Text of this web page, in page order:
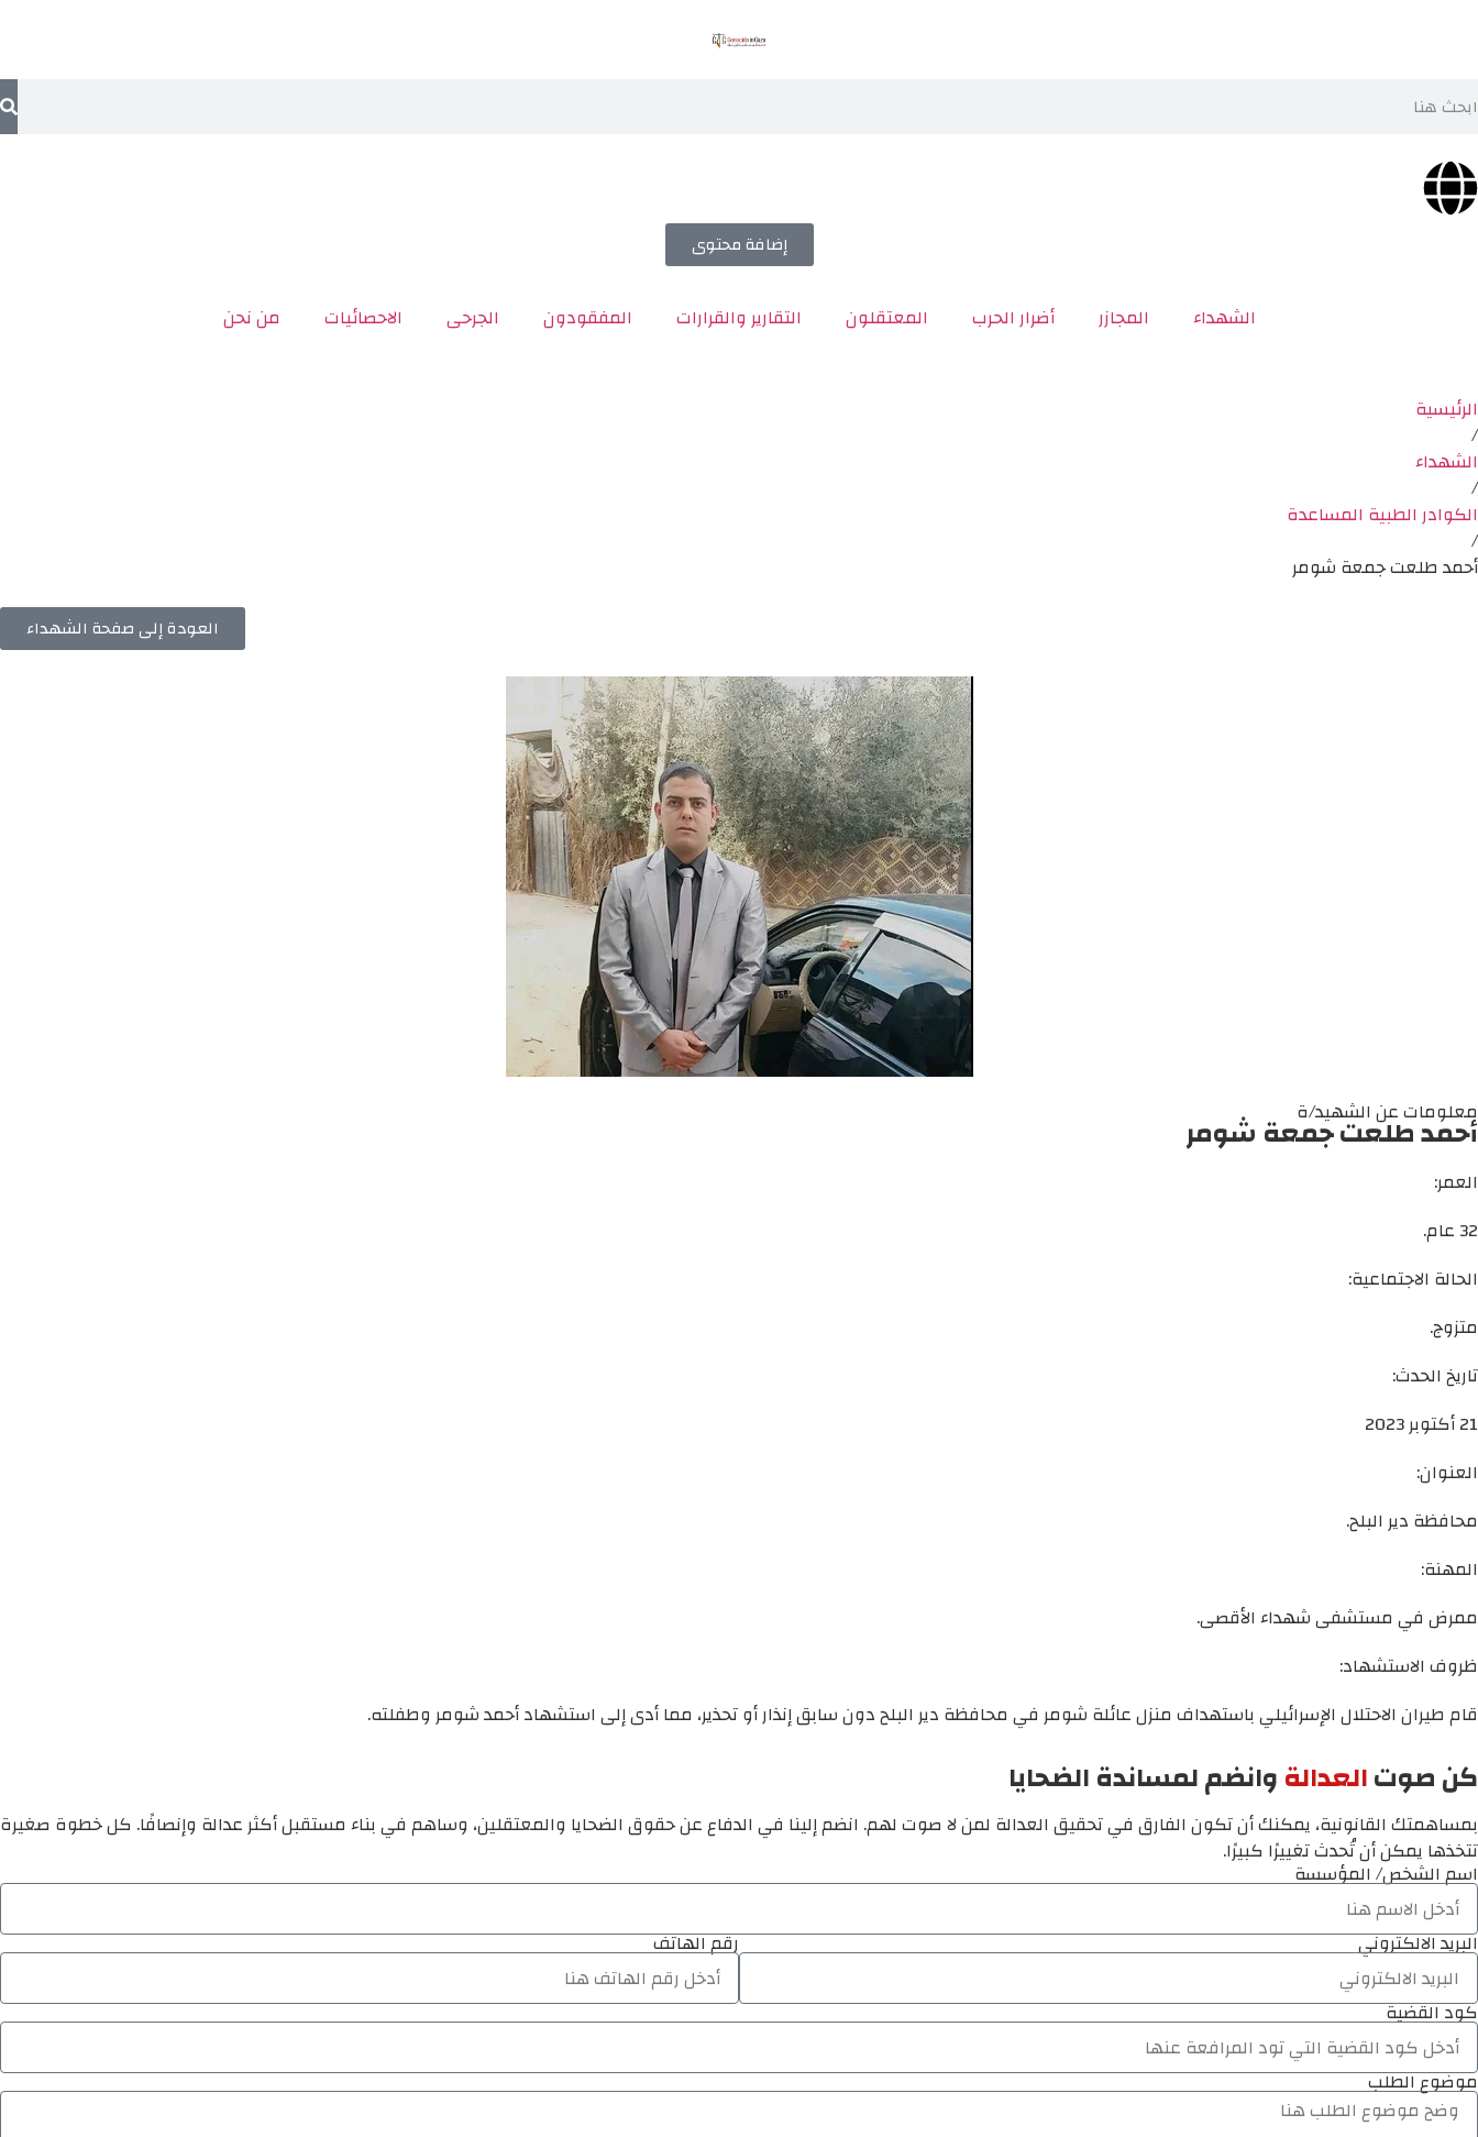
إضافة محتوى
الشهداء المجازر أضرار الحرب المعتقلون التقارير والقرارات المفقودون الجرحى الاحصائيات من نحن
الرئيسية
/
الشهداء
/
الكوادر الطبية المساعدة
/
أحمد طلعت جمعة شومر
العودة إلى صفحة الشهداء
معلومات عن الشهيد/ة
أحمد طلعت جمعة شومر
العمر:
32 عام.
الحالة الاجتماعية:
متزوج.
تاريخ الحدث:
21 أكتوبر 2023
العنوان:
محافظة دير البلح.
المهنة:
ممرض في مستشفى شهداء الأقصى.
ظروف الاستشهاد:
قام طيران الاحتلال الإسرائيلي باستهداف منزل عائلة شومر في محافظة دير البلح دون سابق إنذار أو تحذير، مما أدى إلى استشهاد أحمد شومر وطفلته.
كن صوتالعدالةوانضم لمساندة الضحايا
بمساهمتك القانونية، يمكنك أن تكون الفارق في تحقيق العدالة لمن لا صوت لهم. انضم إلينا في الدفاع عن حقوق الضحايا والمعتقلين، وساهم في بناء مستقبل أكثر عدالة وإنصافًا. كل خطوة صغيرة
تتخذها يمكن أن تُحدث تغييرًا كبيرًا.
اسم الشخص/ المؤسسة
البريد الالكتروني رقم الهاتف
كود القضية
موضوع الطلب